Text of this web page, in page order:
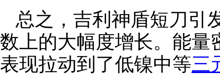
总之，吉利神盾短刀引
数上的大幅度增长。能量
表现拉动到了低镍中等三